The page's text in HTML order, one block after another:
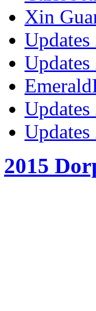
Xin
Updates
Updates
Updates
Updates
2015